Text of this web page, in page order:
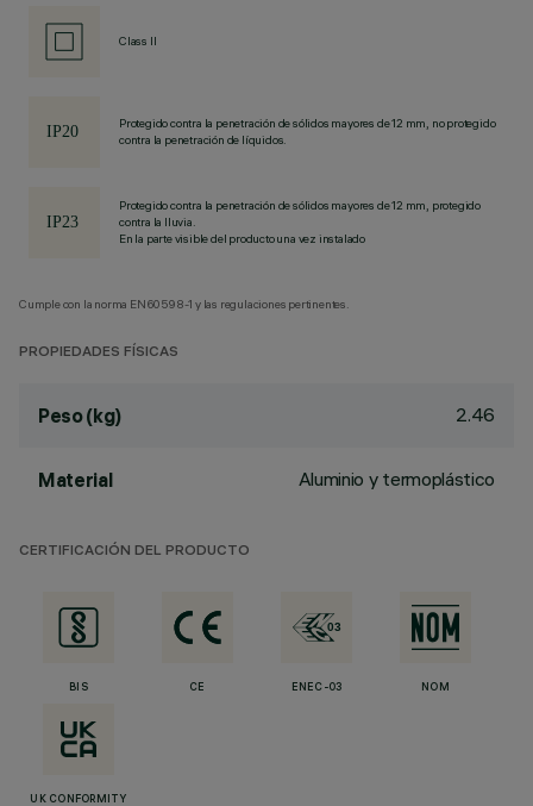
Class II
Protegido contra la penetración de sólidos mayores de 12 mm, no protegido
contra la penetración de líquidos.
Protegido contra la penetración de sólidos mayores de 12 mm, protegido
contra la lluvia.
En la parte visible del producto una vez instalado
Cumple con la norma EN60598-1 y las regulaciones pertinentes.
PROPIEDADES FÍSICAS
Peso (kg) 2.46
Material Aluminio y termoplástico
CERTIFICACIÓN DEL PRODUCTO
BIS CE ENEC-03 NOM
UK CONFORMITY